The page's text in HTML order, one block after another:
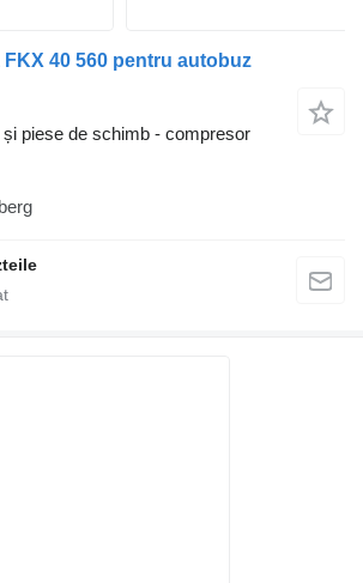
40 560 pentru autobuz
piese de schimb - compresor